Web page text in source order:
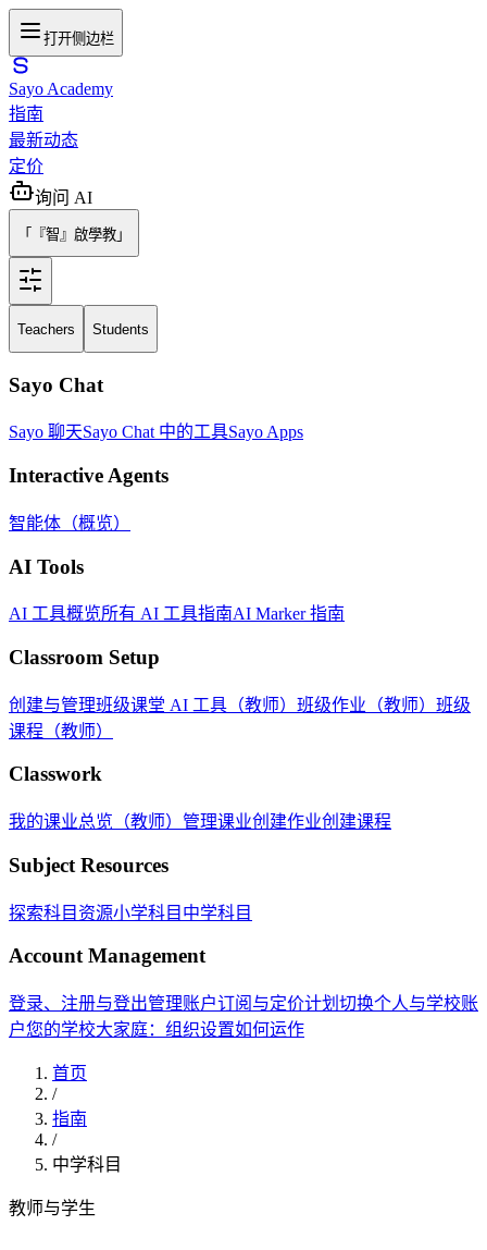
打开侧边栏
Sayo Academy
指南
最新动态
定价
询问 AI
「『智』啟學教」
Teachers Students
Sayo Chat
Sayo 聊天Sayo Chat 中的工具Sayo Apps
Interactive Agents
智能体（概览）
AI Tools
AI 工具概览所有 AI 工具指南AI Marker 指南
Classroom Setup
创建与管理班级课堂 AI 工具（教师） 班级作业（教师） 班级
课程（教师）
Classwork
我的课业总览（教师） 管理课业创建作业创建课程
Subject Resources
探索科目资源小学科目 中学科目
Account Management
登录、注册与登出管理账户订阅与定价计划 切换个人与学校账
户您的学校大家庭：组织设置如何运作
首页
/
指南
/
中学科目
教师与学生